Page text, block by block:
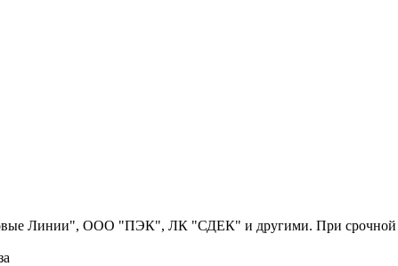
Линии", ООО "ПЭК", ЛК "СДЕК" и другими. При срочной